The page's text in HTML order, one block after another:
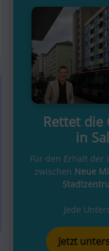
Rettet die
in
Für den Erhalt der
zwischen Neue
Jede
Jetzt